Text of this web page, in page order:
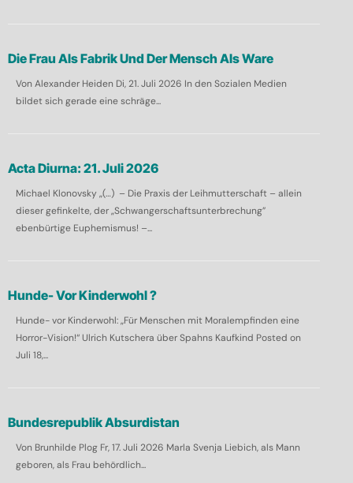
Die Frau Als Fabrik Und Der Mensch Als Ware
Von Alexander Heiden Di, 21. Juli 2026 In den Sozialen Medien
bildet sich gerade eine schräge...
Acta Diurna: 21. Juli 2026
Michael Klonovsky „(…) – Die Praxis der Leihmutterschaft – allein
dieser gefinkelte, der „Schwangerschaftsunterbrechung”
ebenbürtige Euphemismus! –...
Hunde- Vor Kinderwohl ?
Hunde- vor Kinderwohl: „Für Menschen mit Moralempfinden eine
Horror-Vision!“ Ulrich Kutschera über Spahns Kaufkind Posted on
Juli 18,...
Bundesrepublik Absurdistan
Von Brunhilde Plog Fr, 17. Juli 2026 Marla Svenja Liebich, als Mann
geboren, als Frau behördlich...